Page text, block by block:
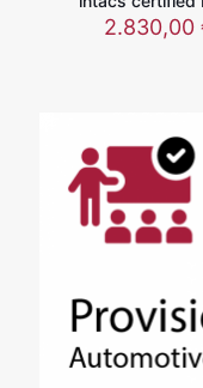
2.830,00